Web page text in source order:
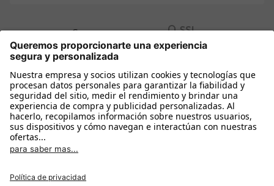
Compra segura con
Más tiendas online
España